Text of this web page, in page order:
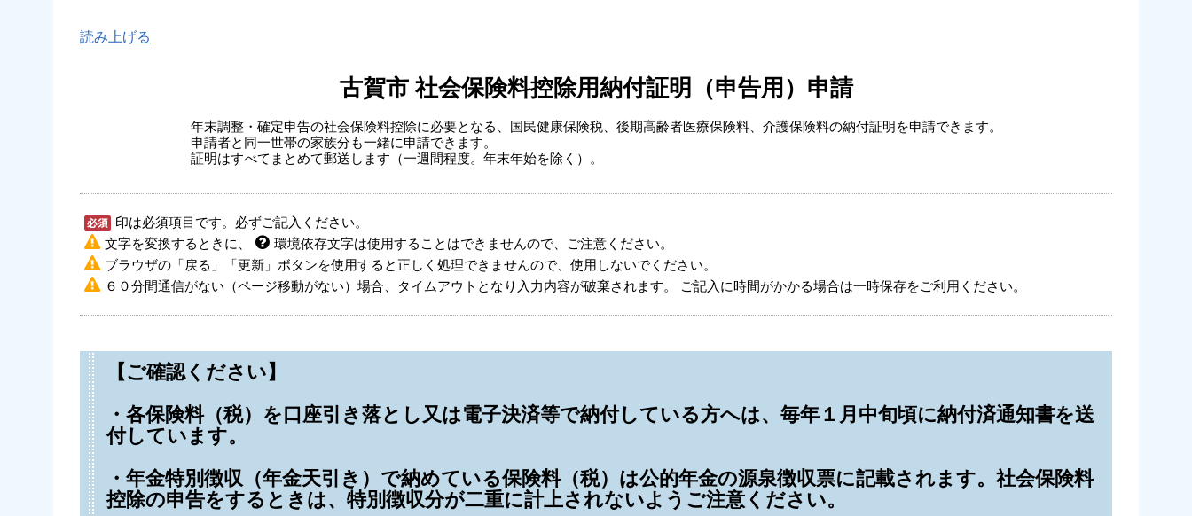
読み上げる
古賀市 社会保険料控除用納付証明（申告用）申請
年末調整・確定申告の社会保険料控除に必要となる、国民健康保険税、後期高齢者医療保険料、介護保険料の納付証明を申請できます。
申請者と同一世帯の家族分も一緒に申請できます。
証明はすべてまとめて郵送します（一週間程度。年末年始を除く）。
印は必須項目です。必ずご記入ください。
文字を変換するときに、
環境依存文字は使用することはできませんので、ご注意ください。
ブラウザの「戻る」「更新」ボタンを使用すると正しく処理できませんので、使用しないでください。
６０分間通信がない（ページ移動がない）場合、タイムアウトとなり入力内容が破棄されます。 ご記入に時間がかかる場合は一時保存をご利用ください。
【ご確認ください】
・各保険料（税）を口座引き落とし又は電子決済等で納付している方へは、毎年１月中旬頃に納付済通知書を送
付しています。
・年金特別徴収（年金天引き）で納めている保険料（税）は公的年金の源泉徴収票に記載されます。社会保険料
控除の申告をするときは、特別徴収分が二重に計上されないようご注意ください。